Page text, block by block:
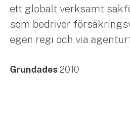
ett globalt verksamt
som bedriver
egen regi och via
Grundades 2010